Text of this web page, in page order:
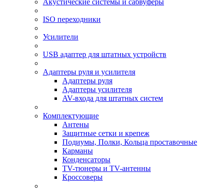
Акустические системы и сабвуферы
ISO переходники
Усилители
USB адаптер для штатных устройств
Адаптеры руля и усилителя
Адаптеры руля
Адаптеры усилителя
AV-входа для штатных систем
Комплектующие
Антены
Защитные сетки и крепеж
Подиумы, Полки, Кольца проставочные
Карманы
Конденсаторы
TV-тюнеры и TV-антенны
Кроссоверы